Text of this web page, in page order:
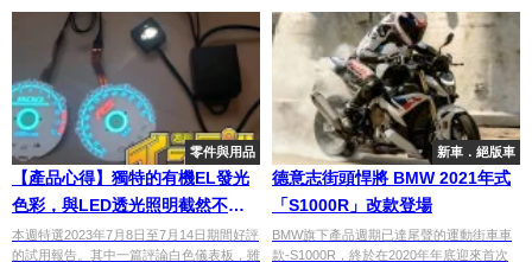
零件與用品
【產品心得】獨特的有機EL發光
色彩，與LED透光照明截然不
同！
本週特選2023年7月8日至7月14日期間好評
的試用報告。其中一篇評論白色儀表板，雖
新車．絕版車
德意志街頭悍將 BMW 2021年式
「S1000R」改款登場
BMW旗下產品週期已達尾聲的運動街車車
款-S1000R，終於在2020年年底迎來首次